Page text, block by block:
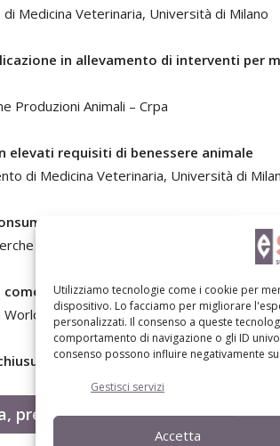
Utilizziamo tecnologie come i cookie per
dispositivo. Lo facciamo per migliorare
personalizzati. Il consenso a queste
comportamento di navigazione o gli ID
consenso possono influire negativamente
Gestisci servizi
Accetta
Medicina Veterinaria, Università di Milano
in allevamento di interventi per
Produzioni Animali – Crpa
elevati requisiti di benessere animale
di Medicina Veterinaria, Università di
e Grande Distribuzione
Produzioni Animali – Crpa
come comunicare ai consumatori
World Farming - Ciwf
dei lavori
previaregistrazione